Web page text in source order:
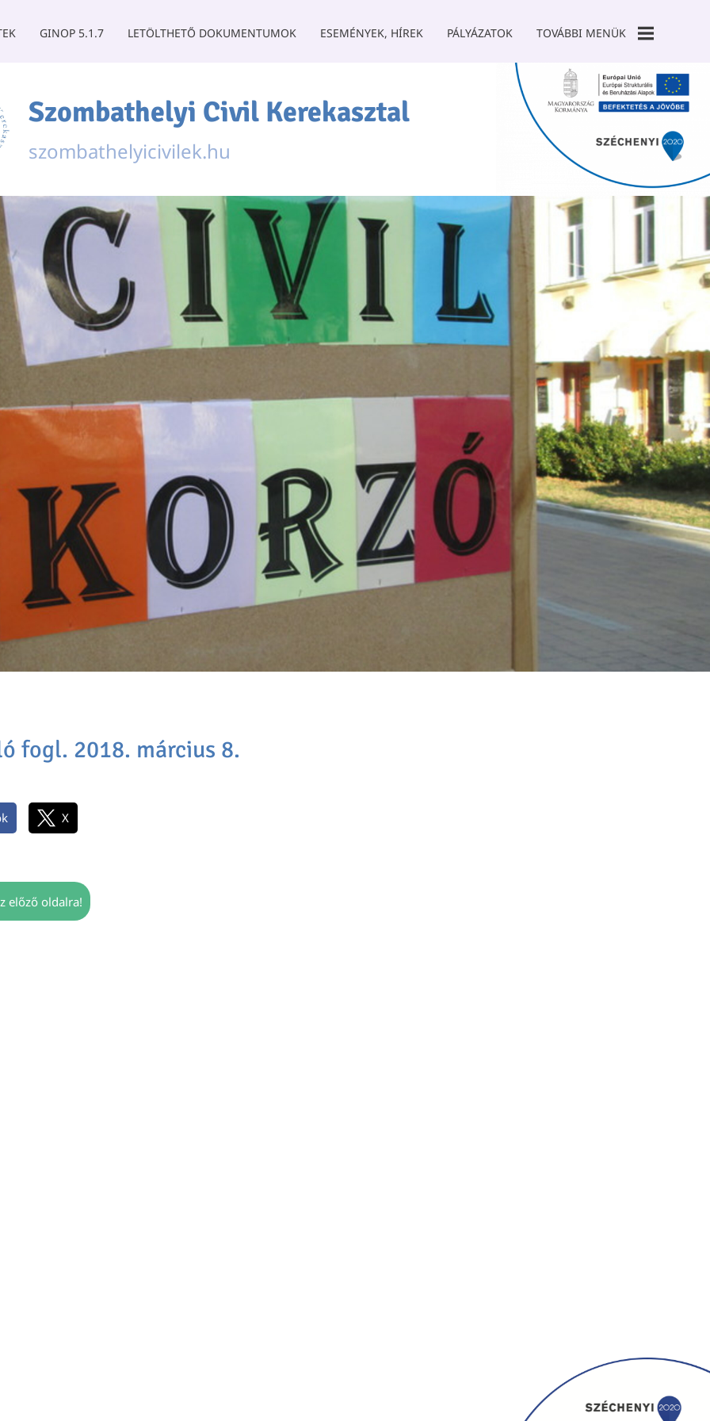
GINOP 5.1.7 LETÖLTHETŐ DOKUMENTUMOK ESEMÉNYEK, HÍREK PÁLYÁZATOK TOVÁBBI MENÜK
GALÉRIA
TÁMOGATÓK
SZCK TANODA
Szombathelyi Civil Kerekasztal
szombathelyicivilek.hu
fogl. 2018. március 8.
X
előző oldalra!